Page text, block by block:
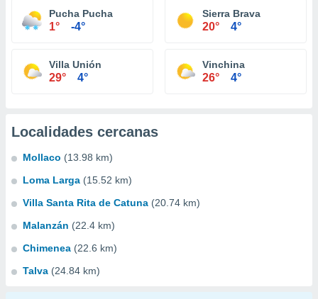
Pucha Pucha
1° -4°
Sierra Brava
20° 4°
Villa Unión
29° 4°
Vinchina
26° 4°
Localidades cercanas
Mollaco (13.98 km)
Loma Larga (15.52 km)
Villa Santa Rita de Catuna (20.74 km)
Malanzán (22.4 km)
Chimenea (22.6 km)
Talva (24.84 km)